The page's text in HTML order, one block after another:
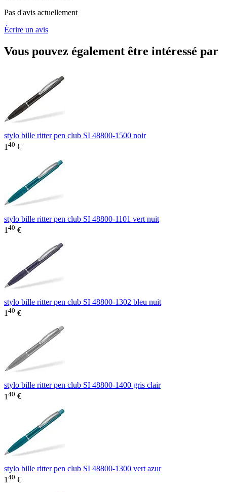
Pas d'avis actuellement
Écrire un avis
Vous pouvez également être intéressé par
stylo bille ritter pen club SI 48800-1500 noir
1 40 €
stylo bille ritter pen club SI 48800-1101 vert nuit
1 40 €
stylo bille ritter pen club SI 48800-1302 bleu nuit
1 40 €
stylo bille ritter pen club SI 48800-1400 gris clair
1 40 €
stylo bille ritter pen club SI 48800-1300 vert azur
1 40 €